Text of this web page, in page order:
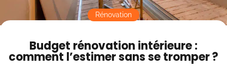
Budget rénovation intérieure :
comment l’estimer sans se tromper ?
Rénovation